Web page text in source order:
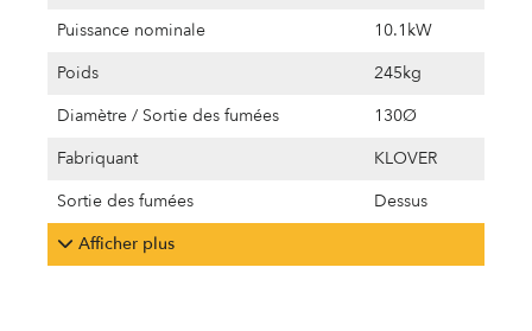
Puissance nominale
10.1kW
Poids
245kg
Diamètre / Sortie des fumées
130Ø
Fabriquant
KLOVER
Sortie des fumées
Dessus
Afficher plus